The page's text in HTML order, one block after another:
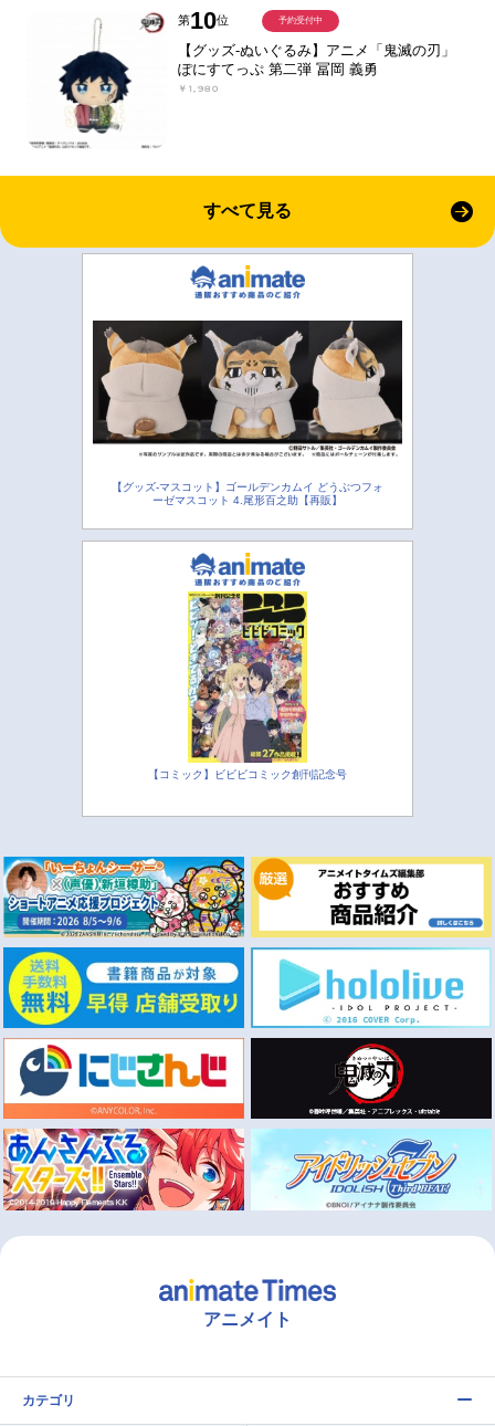
第10位
【グッズ-ぬいぐるみ】アニメ「鬼滅の刃」
ぽにすてっぷ 第二弾 冨岡 義勇
￥1,980
予約受付中
すべて見る
【グッズ-マスコット】ゴールデンカムイ どうぶつフォ
ーゼマスコット 4.尾形百之助【再販】
【コミック】ビビビコミック創刊記念号
アニメイト
カテゴリ